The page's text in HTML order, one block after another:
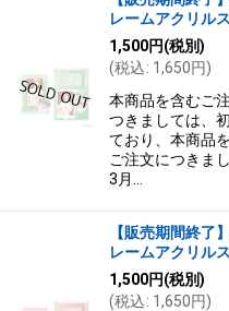
レームアクリル
1,500円(税別)
(税込: 1,650円)
本商品を含むご
つきましては、
ており、本商品
ご注文につきま
3月…
【販売期間終了
レームアクリル
1,500円(税別)
(税込: 1,650円)